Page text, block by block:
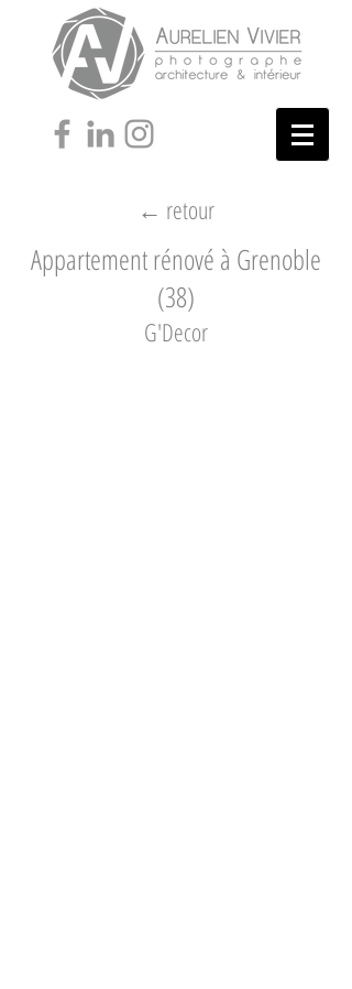
← retour
Appartement rénové à Grenoble
(38)
G'Decor